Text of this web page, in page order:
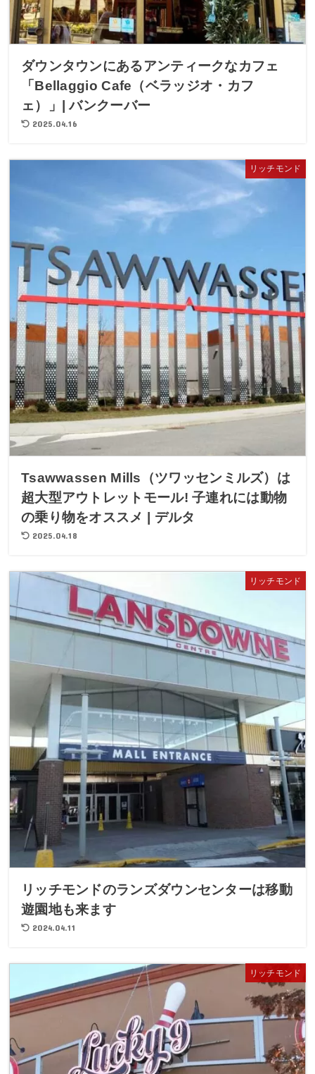
ダウンタウンにあるアンティークなカフェ
「Bellaggio Cafe（ベラッジオ・カフ
ェ）」| バンクーバー
2025.04.16
リッチモンド
Tsawwassen Mills（ツワッセンミルズ）は
超大型アウトレットモール! 子連れには動物
の乗り物をオススメ | デルタ
2025.04.18
リッチモンド
リッチモンドのランズダウンセンターは移動
遊園地も来ます
2024.04.11
リッチモンド